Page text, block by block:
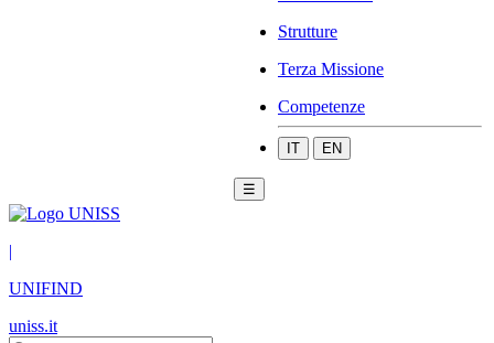
Strutture
Terza Missione
Competenze
IT EN
☰
|
UNIFIND
uniss.it